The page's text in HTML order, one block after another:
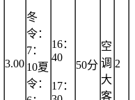
3.00
冬
令：
7：
10夏
令：
16：
40
17：
50分
空
调
大
客
2